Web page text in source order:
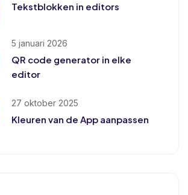
Tekstblokken in editors
5 januari 2026
QR code generator in elke
editor
27 oktober 2025
Kleuren van de App aanpassen